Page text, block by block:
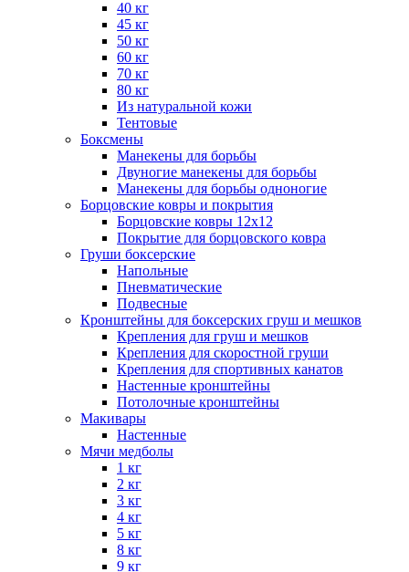
40 кг
45 кг
50 кг
60 кг
70 кг
80 кг
Из натуральной кожи
Тентовые
Боксмены
Манекены для борьбы
Двуногие манекены для борьбы
Манекены для борьбы одноногие
Борцовские ковры и покрытия
Борцовские ковры 12х12
Покрытие для борцовского ковра
Груши боксерские
Напольные
Пневматические
Подвесные
Кронштейны для боксерских груш и мешков
Крепления для груш и мешков
Крепления для скоростной груши
Крепления для спортивных канатов
Настенные кронштейны
Потолочные кронштейны
Макивары
Настенные
Мячи медболы
1 кг
2 кг
3 кг
4 кг
5 кг
8 кг
9 кг